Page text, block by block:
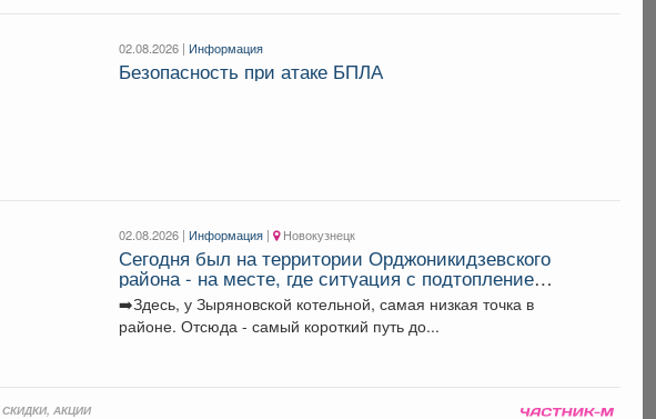
02.08.2026 | Информация
Безопасность при атаке БПЛА
02.08.2026 | Информация | Новокузнецк
Сегодня был на территории Орджоникидзевского
района - на месте, где ситуация с подтоплением
из-за проливных дождей остаётся сложной.
➡️Здесь, у Зыряновской котельной, самая низкая точка в
районе. Отсюда - самый короткий путь до...
АКЦИИ